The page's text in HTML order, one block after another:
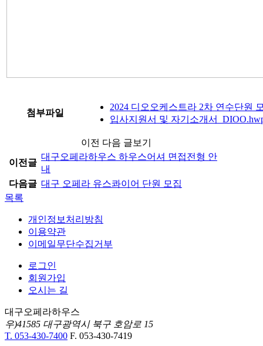
첨부파일
2024 디오오케스트라 2차 연수단원
입사지원서 및 자기소개서
이전 다음 글보기
이전글
대구오페라하우스 하우스어셔 면접전형 안
내
다음글 대구 오페라 유스콰이어 단원 모집
목록
개인정보처리방침
이용약관
이메일무단수집거부
로그인
회원가입
오시는 길
대구오페라하우스
우)41585 대구광역시 북구 호암로 15
T. 053-430-7400 F. 053-430-7419